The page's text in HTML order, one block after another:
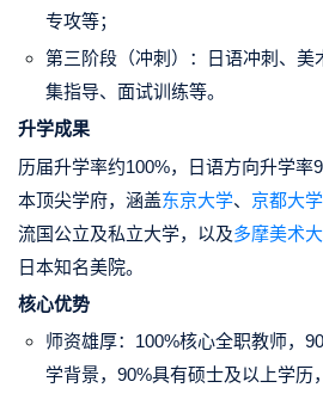
专攻等；
第三阶段（冲刺）：日语冲刺、美
集指导、面试训练等。
升学成果
历届升学率约100%，日语方向升学率
本顶尖学府，涵盖东京大学、 京都大学
流国公立及私立大学，以及多摩美术
日本知名美院。
核心优势
师资雄厚：100%核心全职教师，
学背景，90%具有硕士及以上学历